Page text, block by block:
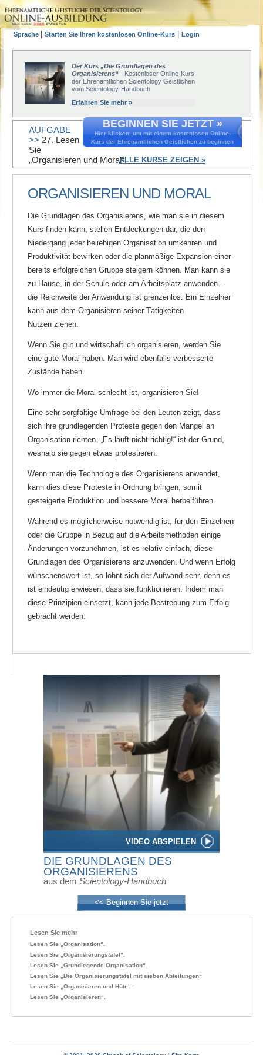
Sprache Starten Sie Ihren kostenlosen Online-Kurs Login
VIDEO ABSPIELEN
DIE GRUNDLAGEN DES
ORGANISIERENS
aus dem Scientology-Handbuch
<< Beginnen Sie jetzt
Der Kurs „Die Grundlagen des
Organisierens“ - Kostenloser Online-Kurs
der Ehrenamtlichen Scientology Geistlichen
vom Scientology-Handbuch
Erfahren Sie mehr »
BEGINNEN SIE JETZT »
Hier klicken, um mit einem kostenlosen Online-
Kurs der Ehrenamtlichen Geistlichen zu beginnen
ALLE KURSE ZEIGEN »
AUFGABE
>> 27. Lesen
Sie
„Organisieren und Moral“.
ORGANISIEREN UND MORAL
Die Grundlagen des Organisierens, wie man sie in diesem
Kurs finden kann, stellen Entdeckungen dar, die den
Niedergang jeder beliebigen Organisation umkehren und
Produktivität bewirken oder die planmäßige Expansion einer
bereits erfolgreichen Gruppe steigern können. Man kann sie
zu Hause, in der Schule oder am Arbeitsplatz anwenden –
die Reichweite der Anwendung ist grenzenlos. Ein Einzelner
kann aus dem Organisieren seiner Tätigkeiten
Nutzen ziehen.
Wenn Sie gut und wirtschaftlich organisieren, werden Sie
eine gute Moral haben. Man wird ebenfalls verbesserte
Zustände haben.
Wo immer die Moral schlecht ist, organisieren Sie!
Eine sehr sorgfältige Umfrage bei den Leuten zeigt, dass
sich ihre grundlegenden Proteste gegen den Mangel an
Organisation richten. „Es läuft nicht richtig!“ ist der Grund,
weshalb sie gegen etwas protestieren.
Wenn man die Technologie des Organisierens anwendet,
kann dies diese Proteste in Ordnung bringen, somit
gesteigerte Produktion und bessere Moral herbeiführen.
Während es möglicherweise notwendig ist, für den Einzelnen
oder die Gruppe in Bezug auf die Arbeitsmethoden einige
Änderungen vorzunehmen, ist es relativ einfach, diese
Grundlagen des Organisierens anzuwenden. Und wenn Erfolg
wünschenswert ist, so lohnt sich der Aufwand sehr, denn es
ist eindeutig erwiesen, dass sie funktionieren. Indem man
diese Prinzipien einsetzt, kann jede Bestrebung zum Erfolg
gebracht werden.
Lesen Sie mehr
Lesen Sie „Organisation“.
Lesen Sie „Organisierungstafel“.
Lesen Sie „Grundlegende Organisation“.
Lesen Sie „Die Organisierungstafel mit sieben Abteilungen“
Lesen Sie „Organisieren und Hüte“.
Lesen Sie „Organisieren“.